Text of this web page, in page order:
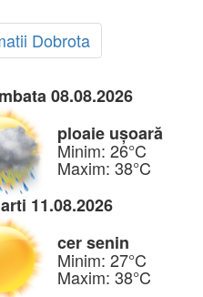
Dobrota
08.08.2026
ploaie ușoară
Minim: 26°C
Maxim: 38°C
11.08.2026
cer senin
Minim: 27°C
Maxim: 38°C